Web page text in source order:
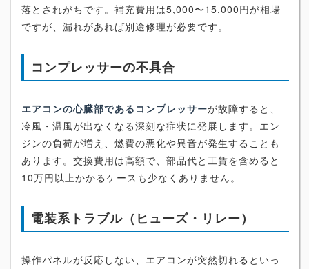
落とされがちです。補充費用は5,000〜15,000円が相場
ですが、漏れがあれば別途修理が必要です。
コンプレッサーの不具合
エアコンの心臓部であるコンプレッサーが故障すると、
冷風・温風が出なくなる深刻な症状に発展します。エン
ジンの負荷が増え、燃費の悪化や異音が発生することも
あります。交換費用は高額で、部品代と工賃を含めると
10万円以上かかるケースも少なくありません。
電装系トラブル（ヒューズ・リレー）
操作パネルが反応しない、エアコンが突然切れるといっ